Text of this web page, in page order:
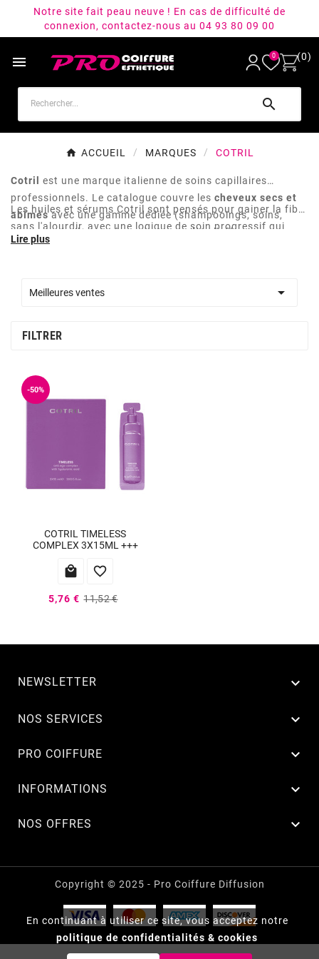
En continuant à utiliser ce site, vous acceptez notre
politique de confidentialités & cookies
Notre site fait peau neuve ! En cas de difficulté de
connexion, contactez-nous au 04 93 80 09 00
 0 (0)

ACCUEIL MARQUES COTRIL
Cotril
est une marque italienne de soins capillaires
professionnels. Le catalogue couvre les cheveux secs et
abîmésavec une gamme dédiée (shampooings, soins,
masques, huiles et sérums) et complète l'offre avec un
Les huiles et sérums Cotril sont pensés pour gainer la fibre
sans l'alourdir, avec une logique de soin progressif qui
s'adapte au diagnostic capillaire. Une marque utile pour
une fibre fragilisée par les services techniques.
Meilleures ventes 
FILTRER
-50%
COTRIL TIMELESS
COMPLEX 3X15ML +++
 
5,76 € 11,52 €
NEWSLETTER 
NOS SERVICES 
PRO COIFFURE 
INFORMATIONS 
NOS OFFRES 
Copyright © 2025 - Pro Coiffure Diffusion